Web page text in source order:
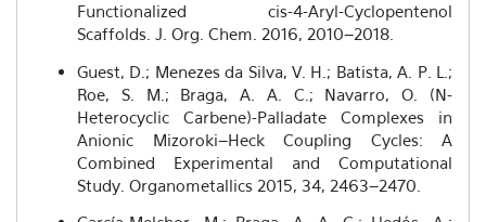
Functionalized cis-4-Aryl-Cyclopentenol
Scaffolds. J. Org. Chem. 2016, 2010–2018.
Guest, D.; Menezes da Silva, V. H.; Batista, A. P. L.;
Roe, S. M.; Braga, A. A. C.; Navarro, O. (N-
Heterocyclic Carbene)-Palladate Complexes in
Anionic Mizoroki–Heck Coupling Cycles: A
Combined Experimental and Computational
Study. Organometallics 2015, 34, 2463–2470.